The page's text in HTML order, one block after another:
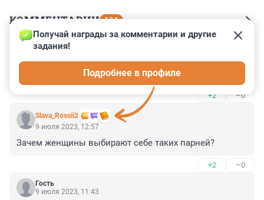
КОММЕНТАРИИ 104
Гость
+2 –0
Slava_Rossii2
Получай награды за комментарии и другие
задания!
Подробнее в профиле
9 июля 2023, 12:57
Зачем женщины выбирают себе таких парней?
+2 –0
Гость
9 июля 2023, 11:43